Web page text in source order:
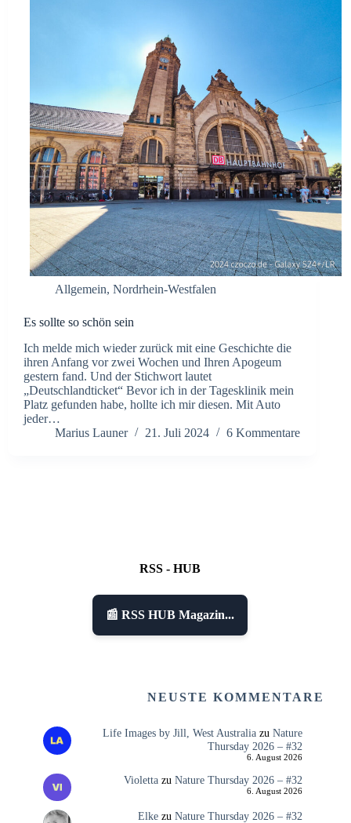
Allgemein, Nordrhein-Westfalen
Es sollte so schön sein
Ich melde mich wieder zurück mit eine Geschichte die
ihren Anfang vor zwei Wochen und Ihren Apogeum
gestern fand. Und der Stichwort lautet
„Deutschlandticket“ Bevor ich in der Tagesklinik mein
Platz gefunden habe, hollte ich mir diesen. Mit Auto
jeder…
Marius Launer
21. Juli 2024 6 Kommentare
RSS - HUB
📰 RSS HUB Magazin...
NEUSTE KOMMENTARE
Life Images by Jill, West Australiazu Nature
Thursday 2026 – #32
6. August 2026
Violettazu Nature Thursday 2026 – #32
6. August 2026
Elkezu Nature Thursday 2026 – #32